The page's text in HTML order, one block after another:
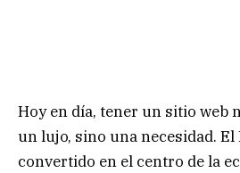
Hoy en día, tener un sitio web
un lujo, sino una necesidad.
convertido en el centro de la